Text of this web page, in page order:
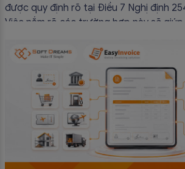
được quy định rõ tại Điều 7 Nghị định
Việc nắm rõ các trường hợp này sẽ
tránh lập hóa đơn không cần thiết hoặc